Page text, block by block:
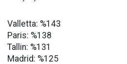
Valletta: %143
Paris: %138
Tallin: %131
Madrid: %125